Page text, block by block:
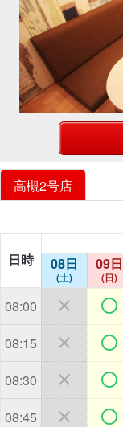
高槻2号店
日時 08日
(土)
09日
(日)
08:00  
08:15  
08:30  
08:45  